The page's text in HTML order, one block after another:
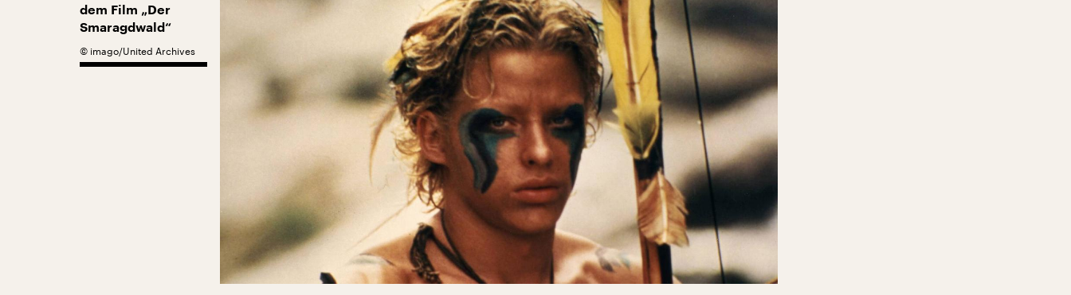
dem Film „Der
Smaragdwald“
© imago/United Archives